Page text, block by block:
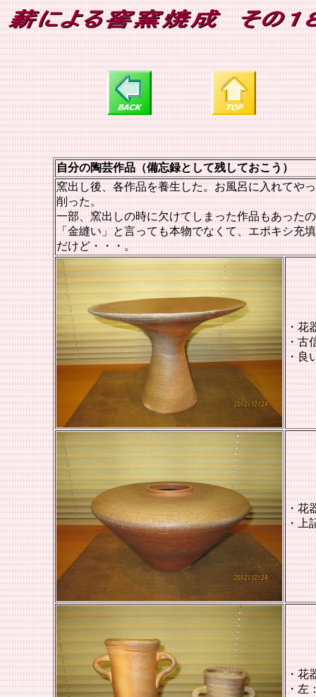
自分の陶芸作品（備忘録として残しておこう）
窯出し後、各作品を養生した。お風呂に入れてや
削った。
一部、窯出しの時に欠けてしまった作品もあった
「金縫い」と言っても本物でなくて、エポキシ充
だけど・・・。
・花
・古
・良
・花
・上
・花
・左